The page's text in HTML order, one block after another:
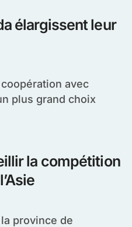
élargissent leur
plus grand choix
la compétition